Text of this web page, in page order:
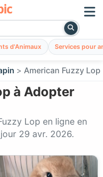
d'Animaux Services pour
American Fuzzy Lop
à Adopter
Lop en ligne en
29 avr. 2026.